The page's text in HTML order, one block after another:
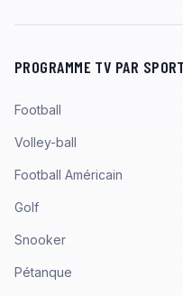
PROGRAMME TV PAR SPORT
Football
Volley-ball
Football Américain
Golf
Snooker
Pétanque